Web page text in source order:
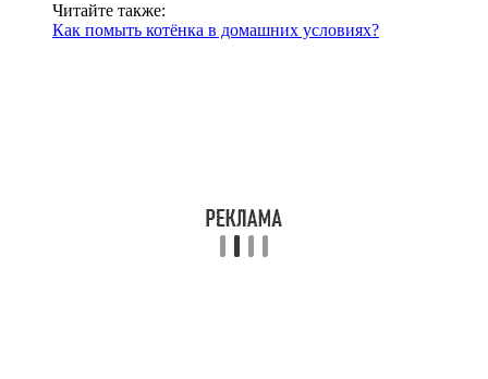
Читайте также:
Как помыть котёнка в домашних условиях?